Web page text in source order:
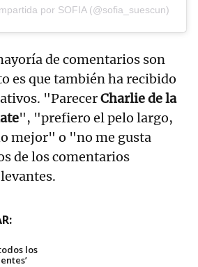
por SOFIA (@sofia_suescun)
de comentarios son
es que también ha recibido
"ParecerCharlie de la
", "prefiero el pelo largo,
mejor" o "no me gusta
de los comentarios
los